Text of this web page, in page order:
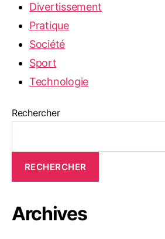
Divertissement
Pratique
Société
Sport
Technologie
Rechercher
RECHERCHER
Archives